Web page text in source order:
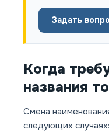
Задать
Когда
названия
Смена
следующих случаях: